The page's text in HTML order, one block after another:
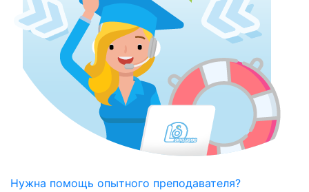
Нужна помощь опытного преподавателя?